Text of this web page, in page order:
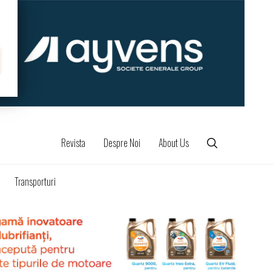
Revista Despre Noi About Us
Transporturi